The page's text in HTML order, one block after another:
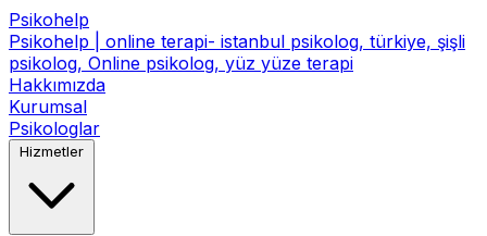
Psikohelp
Psikohelp | online terapi- istanbul psikolog, türkiye, şişli
psikolog, Online psikolog, yüz yüze terapi
Hakkımızda
Kurumsal
Psikologlar
Hizmetler